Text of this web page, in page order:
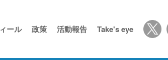
ール 政策 活動報告 Take's eye